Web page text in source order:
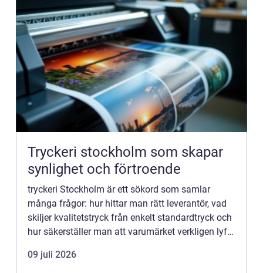
Tryckeri stockholm som skapar
synlighet och förtroende
tryckeri Stockholm är ett sökord som samlar
många frågor: hur hittar man rätt leverantör, vad
skiljer kvalitetstryck från enkelt standardtryck och
hur säkerställer man att varumärket verkligen lyfts
företag ...
09 juli 2026